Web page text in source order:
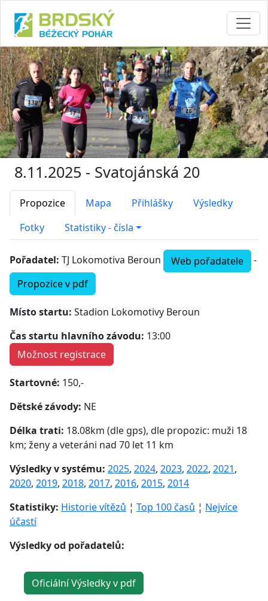
8.11.2025 - Svatojánská 20
Propozice Mapa Přihlášky
Výsledky
Fotky
Statistiky - čísla
Pořadatel: TJ Lokomotiva Beroun Web pořadatele
-
Propozice v pdf
Místo startu: Stadion Lokomotivy Beroun
Čas startu hlavního závodu: 13:00
Možnost registrace
Startovné: 150,-
Dětské závody: NE
Délka trati: 18.08km (dle gps), dle propozic: muži 18
km; ženy a veteráni nad 70 let 11 km
Výsledky v systému: 2025, 2024, 2023, 2022, 2021,
2020, 2019, 2018, 2017, 2016, 2015, 2014
Statistiky: Historie vítězů ¦ Top 100 časů ¦ Nejvíce
účastí
Výsledky od pořadatelů:
Oficiální Výsledky v pdf